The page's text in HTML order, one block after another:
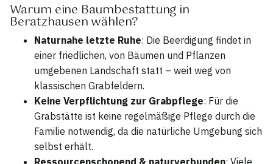
Warum eine Baumbestattung in
Beratzhausen wählen?
Naturnahe letzte Ruhe: Die Beerdigung findet in
einer friedlichen, von Bäumen und Pflanzen
umgebenen Landschaft statt – weit weg von
klassischen Grabfeldern.
Keine Verpflichtung zur Grabpflege: Für die
Grabstätte ist keine regelmäßige Pflege durch die
Familie notwendig, da die natürliche Umgebung sich
selbst erhält.
Ressourcenschonend & naturverbunden: Viele